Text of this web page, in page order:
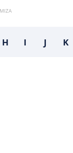
H I J K